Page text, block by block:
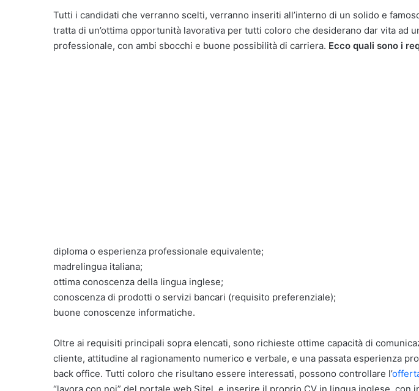
Tutti i candidati che verranno scelti, verranno inseriti all’interno di un solido e
tratta di un’ottima opportunità lavorativa per tutti coloro che desiderano dar vita ad
professionale, con ambi sbocchi e buone possibilità di carriera. Ecco quali sono i
diploma o esperienza professionale equivalente;
madrelingua italiana;
ottima conoscenza della lingua inglese;
conoscenza di prodotti o servizi bancari (requisito preferenziale);
buone conoscenze informatiche.
Oltre ai requisiti principali sopra elencati, sono richieste ottime capacità di
cliente, attitudine al ragionamento numerico e verbale, e una passata esperienza
back office. Tutti coloro che risultano essere interessati, possono controllare l’